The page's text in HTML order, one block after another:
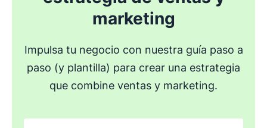
marketing
Impulsa tu negocio con nuestra guía paso a
paso (y plantilla) para crear una estrategia
que combine ventas y marketing.